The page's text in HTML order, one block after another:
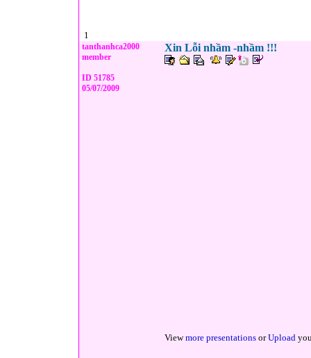
1
tanthanhca2000
member
ID 51785
05/07/2009
Xin Lỗi nhầm -nhầm !!!
Viewmore presentations orUpload